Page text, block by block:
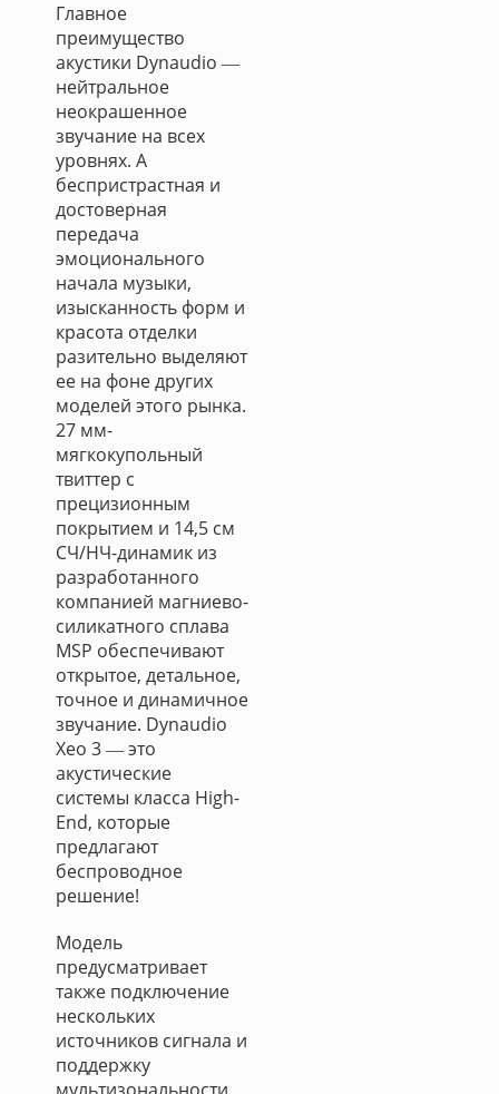
Главное
преимущество
акустики Dynaudio ―
нейтральное
неокрашенное
звучание на всех
уровнях. А
беспристрастная и
достоверная
передача
эмоционального
начала музыки,
изысканность форм и
красота отделки
разительно выделяют
ее на фоне других
моделей этого рынка.
27 мм-
мягкокупольный
твиттер с
прецизионным
покрытием и 14,5 см
СЧ/НЧ-динамик из
разработанного
компанией магниево-
силикатного сплава
MSP обеспечивают
открытое, детальное,
точное и динамичное
звучание. Dynaudio
Xeo 3 ― это
акустические
системы класса High-
End, которые
предлагают
беспроводное
решение!
Модель
предусматривает
также подключение
нескольких
источников сигнала и
поддержку